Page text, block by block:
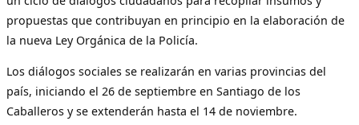
propuestas que contribuyan en principio en la elaboración de
la nueva Ley Orgánica de la Policía.
Los diálogos sociales se realizarán en varias provincias del
país, iniciando el 26 de septiembre en Santiago de los
Caballeros y se extenderán hasta el 14 de noviembre.